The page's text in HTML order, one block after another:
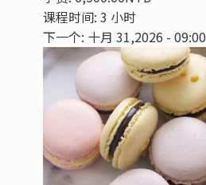
课程时间: 3 小时
下一个: 十月 31,2026 - 09:00